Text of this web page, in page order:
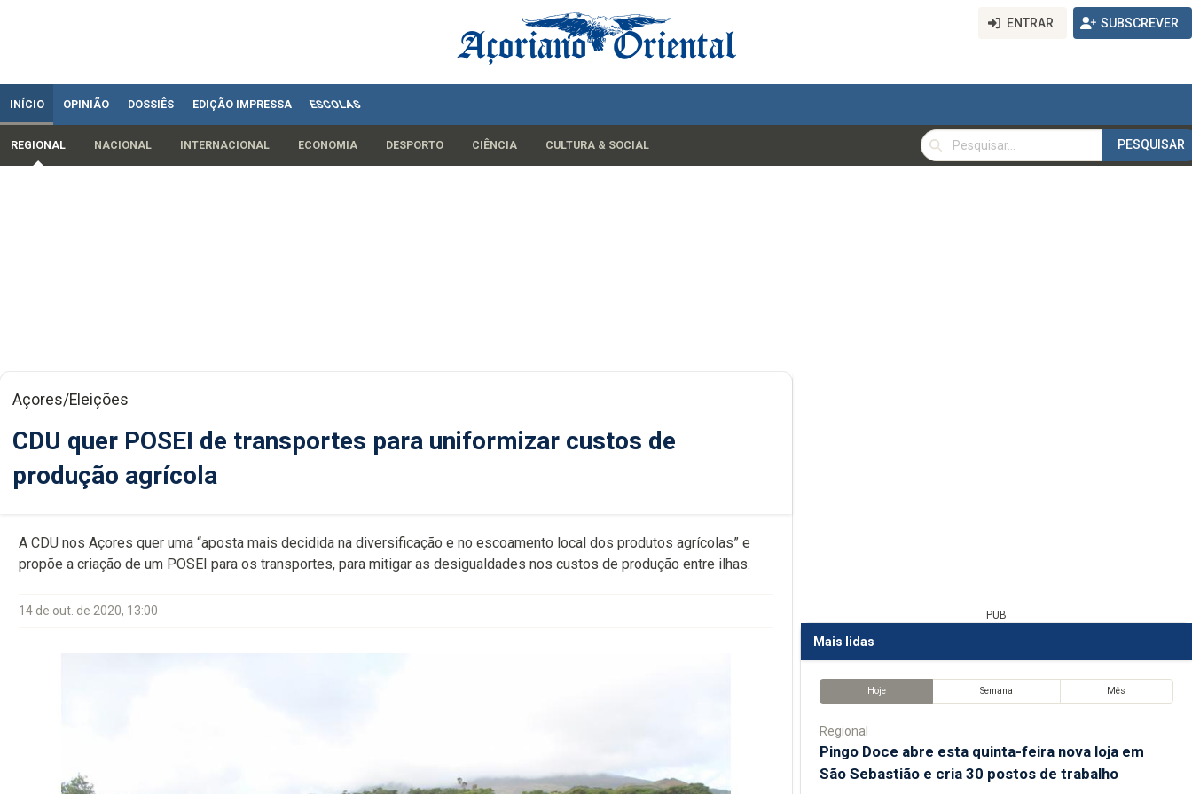
ENTRAR SUBSCREVER
INÍCIO OPINIÃO DOSSIÊS EDIÇÃO IMPRESSA ESCOLAS
REGIONAL NACIONAL INTERNACIONAL ECONOMIA DESPORTO CIÊNCIA CULTURA & SOCIAL
PESQUISAR
PESQUISAR
Açores/Eleições
CDU quer POSEI de transportes para uniformizar custos de
produção agrícola
A CDU nos Açores quer uma “aposta mais decidida na diversificação e no escoamento local dos produtos agrícolas” e
propõe a criação de um POSEI para os transportes, para mitigar as desigualdades nos custos de produção entre ilhas.
14 de out. de 2020, 13:00 PUB
Mais lidas
Hoje Semana Mês
Regional
Pingo Doce abre esta quinta-feira nova loja em
São Sebastião e cria 30 postos de trabalho